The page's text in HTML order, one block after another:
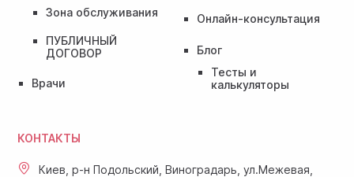
Зона обслуживания
ПУБЛИЧНЫЙ
ДОГОВОР
Врачи
Онлайн-консультация
Блог
Тесты и
калькуляторы
КОНТАКТЫ
Киев, р-н Подольский, Виноградарь, ул.Межевая,